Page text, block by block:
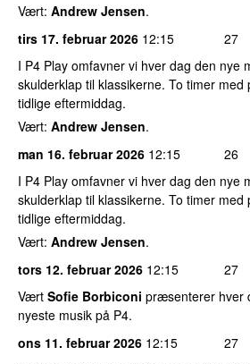
Vært: Andrew Jensen.
tirs 17. februar 2026 12:15
27
I P4 Play omfavner vi hver dag den nye
skulderklap til klassikerne. To timer med
tidlige eftermiddag.
Vært: Andrew Jensen.
man 16. februar 2026 12:15
26
I P4 Play omfavner vi hver dag den nye
skulderklap til klassikerne. To timer med
tidlige eftermiddag.
Vært: Andrew Jensen.
tors 12. februar 2026 12:15
27
Vært Sofie Borbiconi præsenterer hver
nyeste musik på P4.
ons 11. februar 2026 12:15
27